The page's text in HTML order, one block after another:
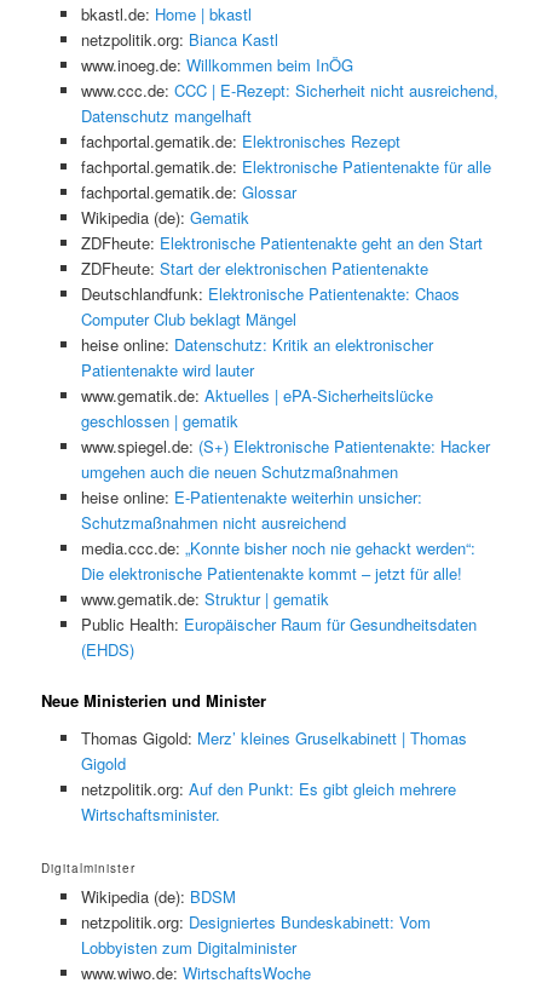
bkastl.de: Home | bkastl
netzpolitik.org: Bianca Kastl
www.inoeg.de: Willkommen beim InÖG
www.ccc.de: CCC | E-Rezept: Sicherheit nicht ausreichend,
Datenschutz mangelhaft
fachportal.gematik.de: Elektronisches Rezept
fachportal.gematik.de: Elektronische Patientenakte für alle
fachportal.gematik.de: Glossar
Wikipedia (de): Gematik
ZDFheute: Elektronische Patientenakte geht an den Start
ZDFheute: Start der elektronischen Patientenakte
Deutschlandfunk: Elektronische Patientenakte: Chaos
Computer Club beklagt Mängel
heise online: Datenschutz: Kritik an elektronischer
Patientenakte wird lauter
www.gematik.de: Aktuelles | ePA-Sicherheitslücke
geschlossen | gematik
www.spiegel.de: (S+) Elektronische Patientenakte: Hacker
umgehen auch die neuen Schutzmaßnahmen
heise online: E-Patientenakte weiterhin unsicher:
Schutzmaßnahmen nicht ausreichend
media.ccc.de: „Konnte bisher noch nie gehackt werden“:
Die elektronische Patientenakte kommt – jetzt für alle!
www.gematik.de: Struktur | gematik
Public Health: Europäischer Raum für Gesundheitsdaten
(EHDS)
Neue Ministerien und Minister
Thomas Gigold: Merz’ kleines Gruselkabinett | Thomas
Gigold
netzpolitik.org: Auf den Punkt: Es gibt gleich mehrere
Wirtschaftsminister.
Digitalminister
Wikipedia (de): BDSM
netzpolitik.org: Designiertes Bundeskabinett: Vom
Lobbyisten zum Digitalminister
www.wiwo.de: WirtschaftsWoche